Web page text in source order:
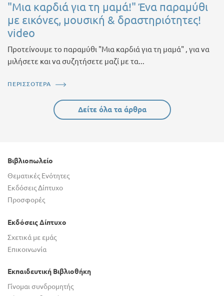
"Μια καρδιά για τη μαμά!" Ένα παραμύθι
με εικόνες, μουσική & δραστηριότητες!
video
Προτείνουμε το παραμύθι "Μια καρδιά για τη μαμά" , για να
μιλήσετε και να συζητήσετε μαζί με τα...
ΠΕΡΙΣΣΟΤΕΡΑ
Δείτε όλα τα άρθρα
Βιβλιοπωλείο
Θεματικές Ενότητες
Εκδόσεις Δίπτυχο
Προσφορές
Εκδόσεις Δίπτυχο
Σχετικά με εμάς
Επικοινωνία
Εκπαιδευτική Βιβλιοθήκη
Γίνομαι συνδρομητής